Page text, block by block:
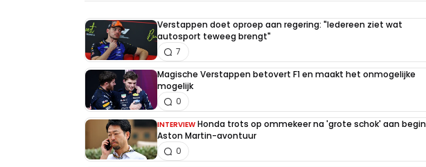
Verstappen doet oproep aan regering: "Iedereen ziet wat
autosport teweeg brengt"
7
Magische Verstappen betovert F1 en maakt het onmogelijke
mogelijk
0
INTERVIEW Honda trots op ommekeer na 'grote schok' aan begin
Aston Martin-avontuur
0